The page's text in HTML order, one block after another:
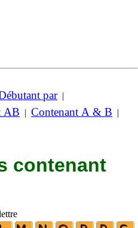
par|
AB | Contenant A & B |
contenant